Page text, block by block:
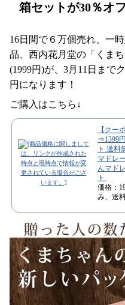
箱セットが30％オ
16日間で６万個売れ、一
品、西内花月堂の「くま
(1999円)が、3月11日まで
円になります！
ご購入はこちら↓
【クー
⇒1399
ト 送料
マドレ
んマド
ト
価格：
み、送